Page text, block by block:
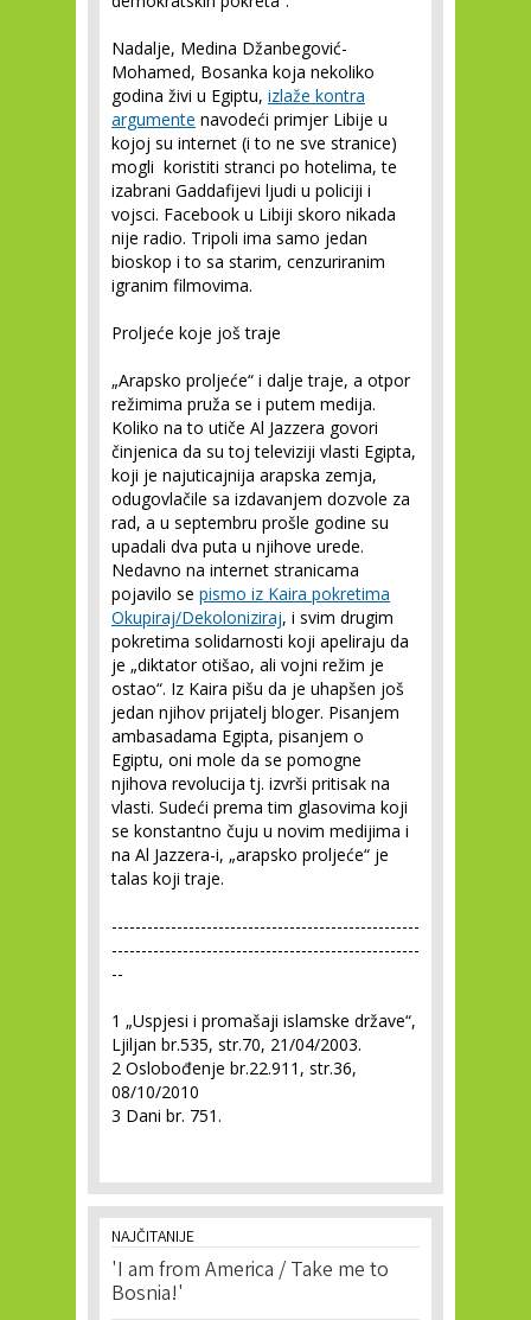
Nadalje, Medina Džanbegović-
Mohamed, Bosanka koja nekoliko
godina živi u Egiptu, izlaže kontra
argumente navodeći primjer Libije u
kojoj su internet (i to ne sve stranice)
mogli koristiti stranci po hotelima, te
izabrani Gaddafijevi ljudi u policiji i
vojsci. Facebook u Libiji skoro nikada
nije radio. Tripoli ima samo jedan
bioskop i to sa starim, cenzuriranim
igranim filmovima.
Proljeće koje još traje
„Arapsko proljeće“ i dalje traje, a otpor
režimima pruža se i putem medija.
Koliko na to utiče Al Jazzera govori
činjenica da su toj televiziji vlasti Egipta,
koji je najuticajnija arapska zemja,
odugovlačile sa izdavanjem dozvole za
rad, a u septembru prošle godine su
upadali dva puta u njihove urede.
Nedavno na internet stranicama
pojavilo se pismo iz Kaira pokretima
Okupiraj/Dekoloniziraj, i svim drugim
pokretima solidarnosti koji apeliraju da
je „diktator otišao, ali vojni režim je
ostao“. Iz Kaira pišu da je uhapšen još
jedan njihov prijatelj bloger. Pisanjem
ambasadama Egipta, pisanjem o
Egiptu, oni mole da se pomogne
njihova revolucija tj. izvrši pritisak na
vlasti. Sudeći prema tim glasovima koji
se konstantno čuju u novim medijima i
na Al Jazzera-i, „arapsko proljeće“ je
talas koji traje.
----------------------------------------------------
----------------------------------------------------
--
1 „Uspjesi i promašaji islamske države“,
Ljiljan br.535, str.70, 21/04/2003.
2 Oslobođenje br.22.911, str.36,
08/10/2010
3 Dani br. 751.
NAJČITANIJE
'I am from America / Take me to
Bosnia!'